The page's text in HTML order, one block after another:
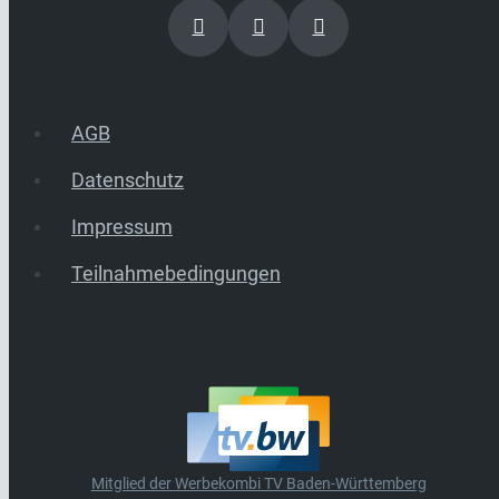
AGB
Datenschutz
Impressum
Teilnahmebedingungen
Mitglied der Werbekombi TV Baden-Württemberg